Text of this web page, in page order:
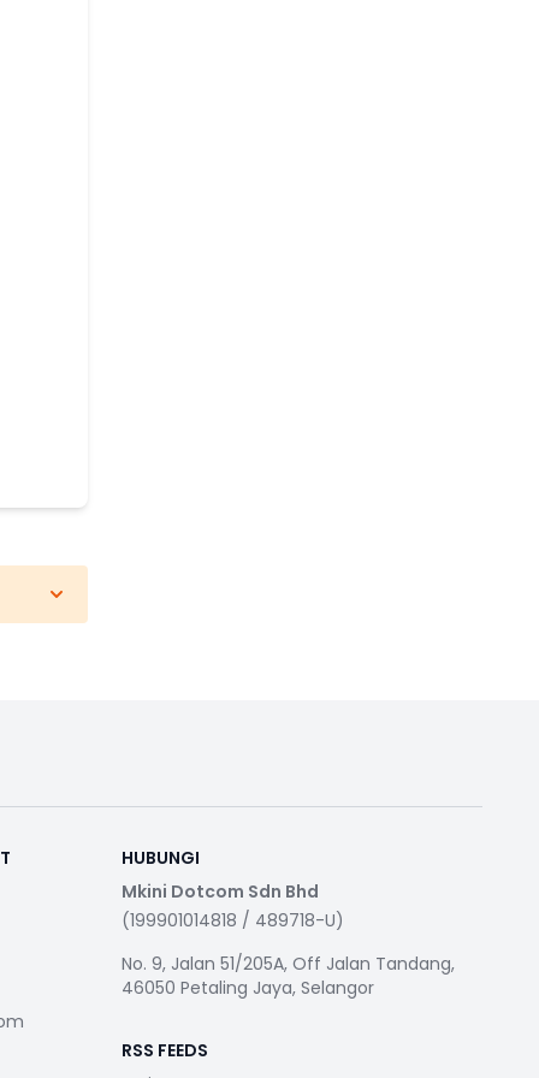
HUBUNGI
Mkini Dotcom Sdn Bhd
(199901014818 / 489718-U)
No. 9, Jalan 51/205A, Off Jalan Tandang,
46050 Petaling Jaya, Selangor
RSS FEEDS